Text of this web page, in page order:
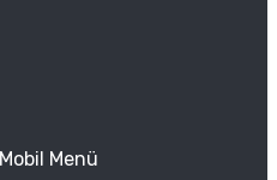
Mobil Menü